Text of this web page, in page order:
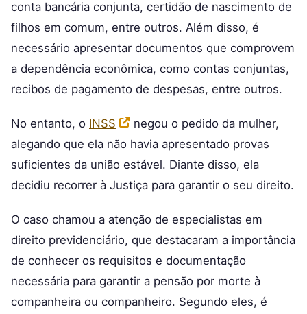
conta bancária conjunta, certidão de nascimento de
filhos em comum, entre outros. Além disso, é
necessário apresentar documentos que comprovem
a dependência econômica, como contas conjuntas,
recibos de pagamento de despesas, entre outros.
No entanto, o INSS
negou o pedido da mulher,
alegando que ela não havia apresentado provas
suficientes da união estável. Diante disso, ela
decidiu recorrer à Justiça para garantir o seu direito.
O caso chamou a atenção de especialistas em
direito previdenciário, que destacaram a importância
de conhecer os requisitos e documentação
necessária para garantir a pensão por morte à
companheira ou companheiro. Segundo eles, é